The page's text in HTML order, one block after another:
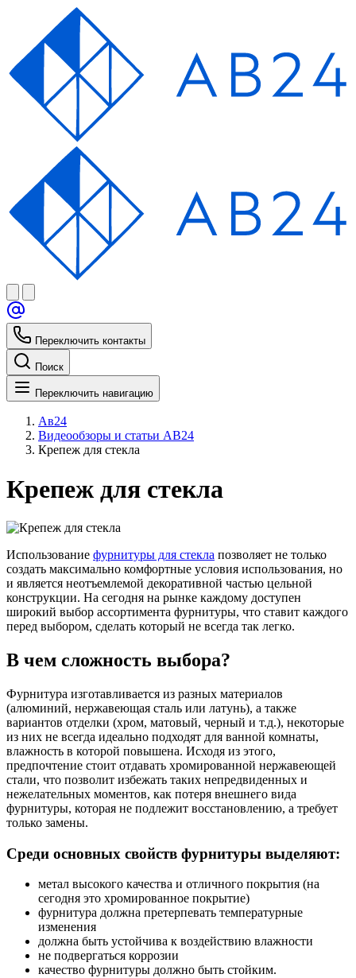
Переключить контакты
Поиск
Переключить навигацию
Ав24
Видеообзоры и статьи АВ24
Крепеж для стекла
Крепеж для стекла
Использование фурнитуры для стекла позволяет не только
создать максимально комфортные условия использования, но
и является неотъемлемой декоративной частью цельной
конструкции. На сегодня на рынке каждому доступен
широкий выбор ассортимента фурнитуры, что ставит каждого
перед выбором, сделать который не всегда так легко.
В чем сложность выбора?
Фурнитура изготавливается из разных материалов
(алюминий, нержавеющая сталь или латунь), а также
вариантов отделки (хром, матовый, черный и т.д.), некоторые
из них не всегда идеально подходят для ванной комнаты,
влажность в которой повышена. Исходя из этого,
предпочтение стоит отдавать хромированной нержавеющей
стали, что позволит избежать таких непредвиденных и
нежелательных моментов, как потеря внешнего вида
фурнитуры, которая не подлежит восстановлению, а требует
только замены.
Среди основных свойств фурнитуры выделяют:
метал высокого качества и отличного покрытия (на
сегодня это хромированное покрытие)
фурнитура должна претерпевать температурные
изменения
должна быть устойчива к воздействию влажности
не подвергаться коррозии
качество фурнитуры должно быть стойким.